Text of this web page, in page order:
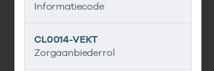
Informatiecode
CL0014-VEKT
Zorgaanbiederrol